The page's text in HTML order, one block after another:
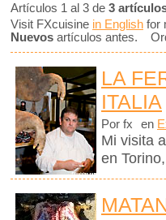
Artículos 1 al 3 de 3
Visit FXcuisine in English for
Nuevos artículos antes.
LA
ITALIA
Por fx en
Mi visita
en